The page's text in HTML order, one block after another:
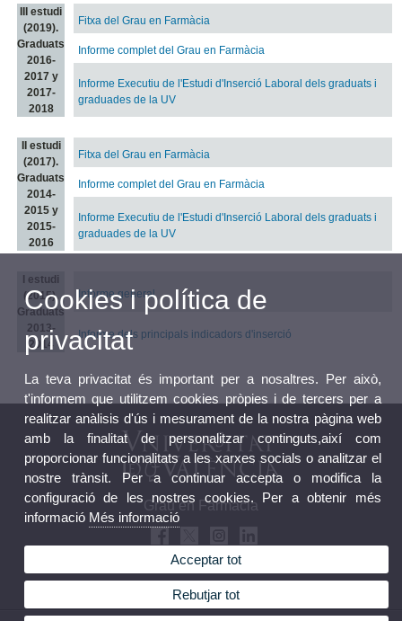
III estudi
(2019).
Graduats
2016-
2017 y
2017-
2018
Fitxa del Grau en Farmàcia
Informe complet del Grau en Farmàcia
Informe Executiu de l'Estudi d'Inserció Laboral dels graduats i
graduades de la UV
II estudi
(2017).
Graduats
2014-
2015 y
2015-
2016
Fitxa del Grau en Farmàcia
Informe complet del Grau en Farmàcia
Informe Executiu de l'Estudi d'Inserció Laboral dels graduats i
graduades de la UV
I estudi
(2015).
Graduats
2013-
2014
Informe general
Informe dels principals indicadors d'inserció
Grau en Farmàcia
Cookies i política de
privacitat
La teva privacitat és important per a nosaltres. Per això,
t'informem que utilitzem cookies pròpies i de tercers per a
realitzar anàlisis d'ús i mesurament de la nostra pàgina web
amb la finalitat de personalitzar continguts,així com
proporcionar funcionalitats a les xarxes socials o analitzar el
nostre trànsit. Per a continuar accepta o modifica la
configuració de les nostres cookies. Per a obtenir més
informació Més informació
Acceptar tot
Rebutjar tot